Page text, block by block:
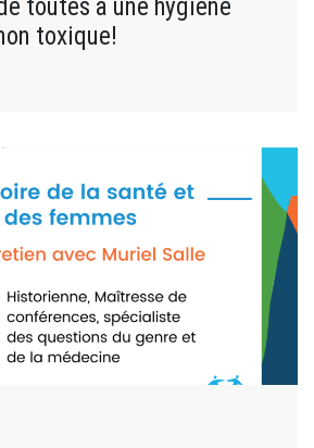
toutes à une hygiène
toxique!